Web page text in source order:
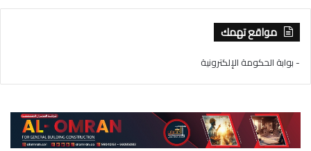
مواقع تهمك
- بوابة الحكومة الإلكترونية